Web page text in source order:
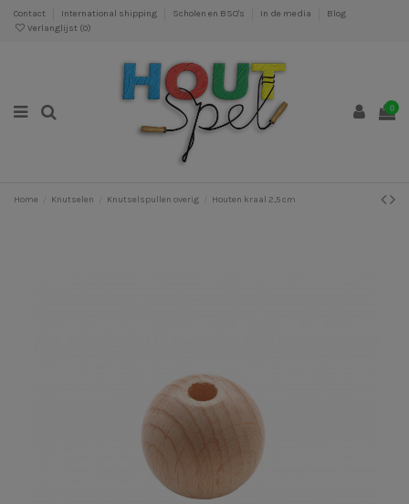
Contact International shipping Scholen en BSO's In de media
Blog
Verlanglijst (0)
0
Home Knutselen Knutselspullen overig Houten kraal 2,5 cm